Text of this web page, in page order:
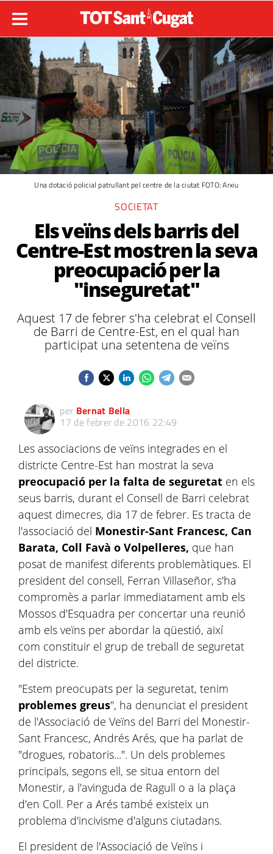
Una dotació policial patrullant pel centre de la ciutat FOTO: Arxiu
SOCIETAT
Els veïns dels barris del
Centre-Est mostren la seva
preocupació per la
"inseguretat"
Aquest 17 de febrer s'ha celebrat el Consell
de Barri de Centre-Est, en el qual han
participat una setentena de veïns
per Bernat Bella
17 de febrer de 2016 22:49
Les associacions de veïns integrades en el
districte Centre-Est han mostrat la seva
preocupació per la falta de seguretat en els
seus barris, durant el Consell de Barri celebrat
aquest dimecres, dia 17 de febrer. Es tracta de
l'associació del Monestir-Sant Francesc, Can
Barata, Coll Favà o Volpelleres, que han
posat de manifest diferents problemàtiques. El
president del consell, Ferran Villaseñor, s'ha
compromès a parlar immediatament amb els
Mossos d'Esquadra per concertar una reunió
amb els veïns per abordar la qüestió, així
com constituir el grup de treball de seguretat
del districte.
"Estem preocupats per la seguretat, tenim
problemes greus", ha denunciat el president
de l'Associació de Veïns del Barri del Monestir-
Sant Francesc, Andrés Arés, que ha parlat de
"drogues, robatoris...". Un dels problemes
principals, segons ell, se situa entorn del
Monestir, a l'avinguda de Ragull o a la plaça
d'en Coll. Per a Arés també existeix un
problema d'incivisme d'alguns ciutadans.
El president de l'Associació de Veïns i